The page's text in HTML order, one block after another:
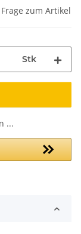
Frage zum Artikel
Stk
...